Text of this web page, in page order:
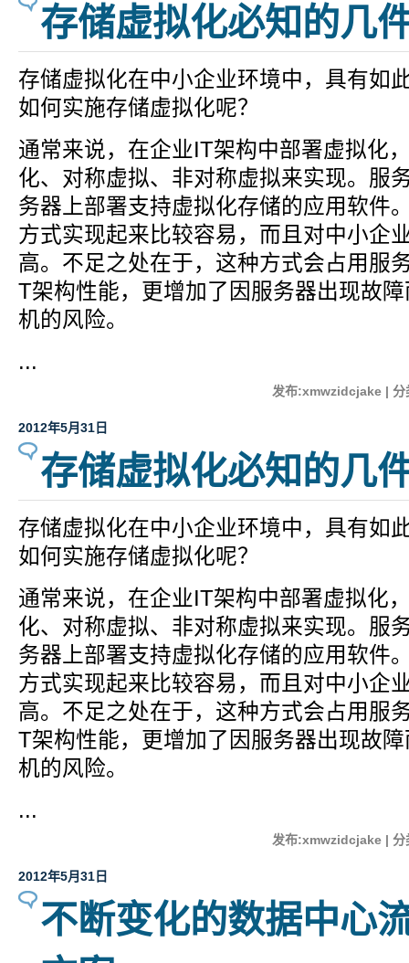
存储虚拟化必知的几
存储虚拟化在中小企业环境中，具有如
如何实施存储虚拟化呢？
通常来说，在企业IT架构中部署虚拟化
化、对称虚拟、非对称虚拟来实现。服
务器上部署支持虚拟化存储的应用软件
方式实现起来比较容易，而且对中小企
高。不足之处在于，这种方式会占用服
T架构性能，更增加了因服务器出现故
机的风险。
...
发布:xmwzidcjake | 分
2012年5月31日
存储虚拟化必知的几
存储虚拟化在中小企业环境中，具有如
如何实施存储虚拟化呢？
通常来说，在企业IT架构中部署虚拟化
化、对称虚拟、非对称虚拟来实现。服
务器上部署支持虚拟化存储的应用软件
方式实现起来比较容易，而且对中小企
高。不足之处在于，这种方式会占用服
T架构性能，更增加了因服务器出现故
机的风险。
...
发布:xmwzidcjake | 分
2012年5月31日
不断变化的数据中心